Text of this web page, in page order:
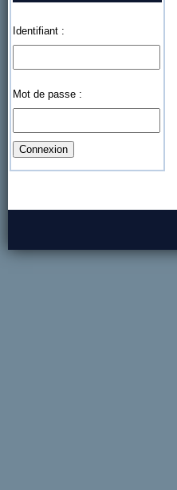
Identifiant :
Mot de passe :